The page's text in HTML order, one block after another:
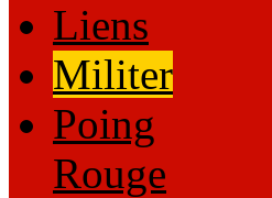
Liens
Militer
Poing
Rouge